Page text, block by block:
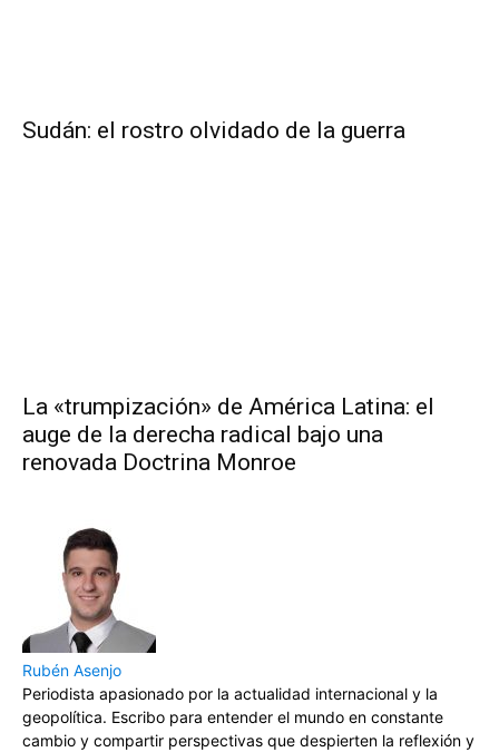
Sudán: el rostro olvidado de la guerra
La «trumpización» de América Latina: el
auge de la derecha radical bajo una
renovada Doctrina Monroe
Rubén Asenjo
Periodista apasionado por la actualidad internacional y la
geopolítica. Escribo para entender el mundo en constante
cambio y compartir perspectivas que despierten la reflexión y